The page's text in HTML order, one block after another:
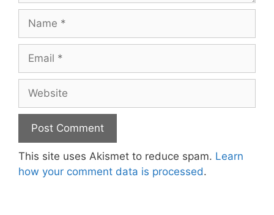
Name
Email
Website
This site uses Akismet to reduce spam. Learn
how your comment data is processed.